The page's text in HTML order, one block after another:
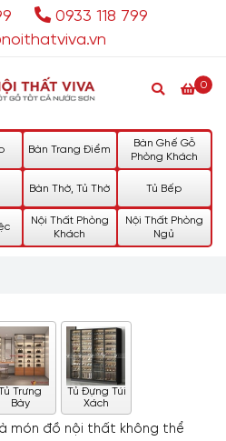
0933 118 799
0
Bàn Trang Điểm
Bàn Ghế Gỗ
Phòng Khách
Bàn Thờ, Tủ Thờ Tủ Bếp
Nội Thất Phòng
Khách
Nội Thất Phòng
Ngủ
Trưng
Bày
Tủ Đựng Túi
Xách
món đồ nội thất không thể